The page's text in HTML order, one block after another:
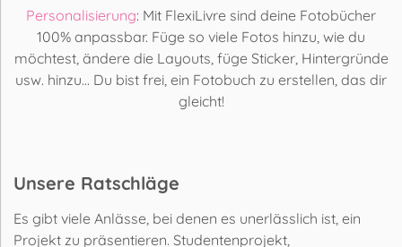
Personalisierung: Mit FlexiLivre sind deine Fotobücher
100% anpassbar. Füge so viele Fotos hinzu, wie du
möchtest, ändere die Layouts, füge Sticker, Hintergründe
usw. hinzu... Du bist frei, ein Fotobuch zu erstellen, das dir
gleicht!
Unsere Ratschläge
Es gibt viele Anlässe, bei denen es unerlässlich ist, ein
Projekt zu präsentieren. Studentenprojekt,